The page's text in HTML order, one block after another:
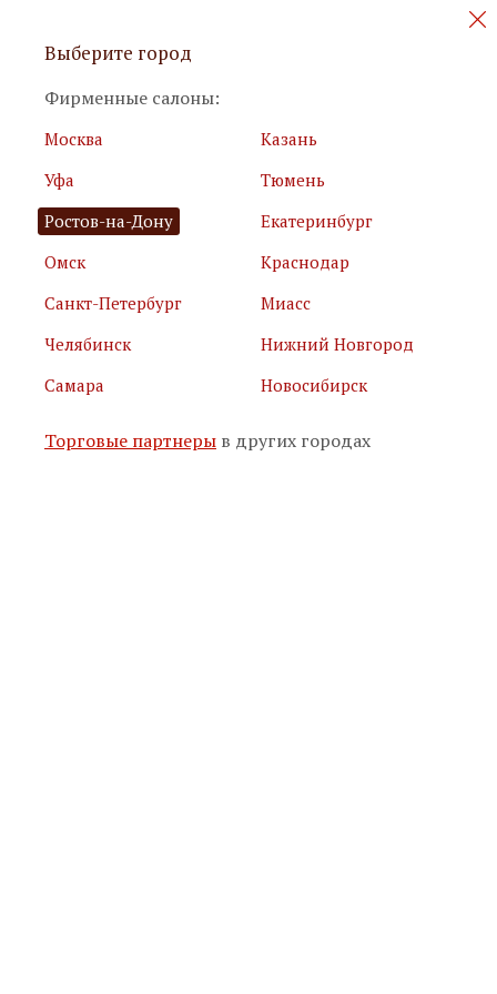
Персональные акции и новинки
Я принимаю
условия использования сайта
Я соглашаюсь сполитикой обработки персональных
Подписаться
Выберите город
Фирменные салоны:
Москва
Казань
Уфа
Тюмень
Ростов-на-Дону
Екатеринбург
Омск
Краснодар
Санкт-Петербург
Миасс
Челябинск
Нижний Новгород
Самара
Новосибирск
Торговые партнеры в других городах